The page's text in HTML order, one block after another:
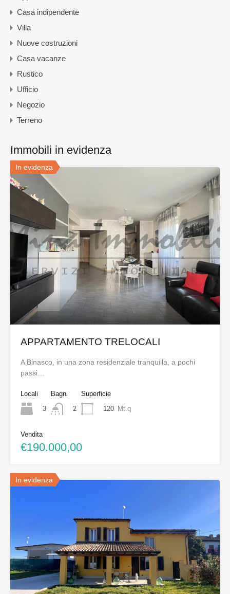
Casa indipendente
Villa
Nuove costruzioni
Casa vacanze
Rustico
Ufficio
Negozio
Terreno
Immobili in evidenza
In evidenza
APPARTAMENTO TRELOCALI
A Binasco, in una zona residenziale tranquilla, a pochi
passi…
Locali
3
Bagni
2
Superficie
120 Mt.q
Vendita
€190.000,00
In evidenza